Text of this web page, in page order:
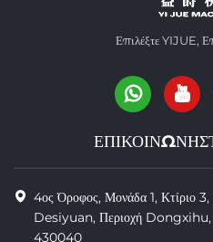
Επιλέξτε YIJUE,
4ος Όροφος, Μονάδα 1, Κτίριο
Desiyuan, Περιοχή Dongxihu,
430040